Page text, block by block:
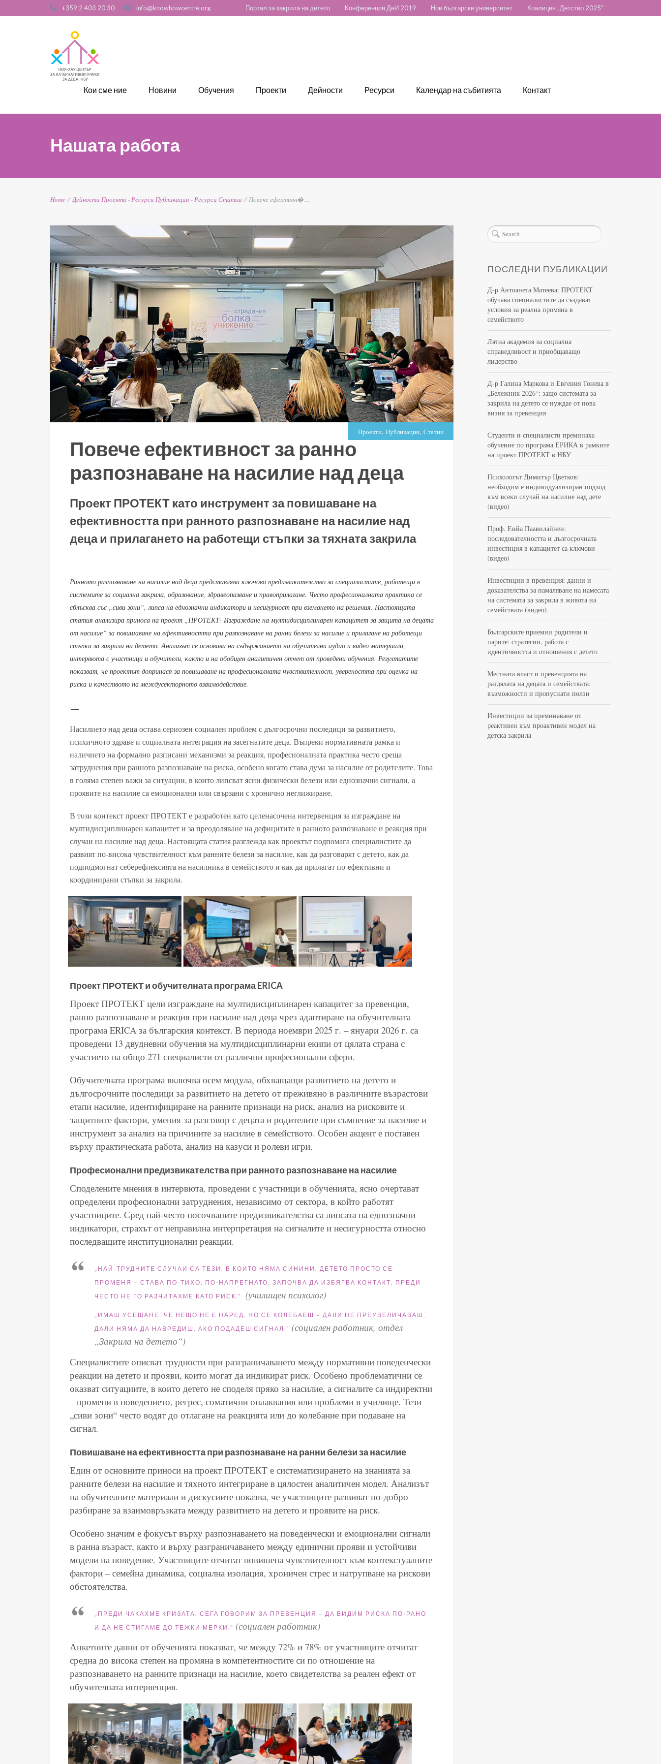
+359 2 403 20 30 info@knowhowcentre.org Портал за закрила на детето Конференция ДеИ 2019 Нов български университет Коалиция „Детство 2025“
Кои сме ние Новини Обучения Проекти Дейности Ресурси Календар на събитията Контакт
Нашата работа
Home / Дейности Проекти -Ресурси Публикации -Ресурси Статии / Повече ефективн� ...
Проекти, Публикации, Статии
Повече ефективност за ранно
разпознаване на насилие над деца
Проект ПРОТЕКТ като инструмент за повишаване на
ефективността при ранното разпознаване на насилие над
деца и прилагането на работещи стъпки за тяхната закрила
Ранното разпознаване на насилие над деца представлява ключово предизвикателство за специалистите, работещи в
системите за социална закрила, образование, здравеопазване и правоприлагане. Често професионалната практика се
сблъсква със „сиви зони“, липса на еднозначни индикатори и несигурност при вземането на решения. Настоящата
статия анализира приноса на проект „ПРОТЕКТ: Изграждане на мултидисциплинарен капацитет за защита на децата
от насилие“ за повишаване на ефективността при разпознаване на ранни белези за насилие и прилагане на работещи
стъпки за закрила на детето. Анализът се основава на съдържанието на обучителни аудио и видео материали,
интервюта с участници и обучители, както и на обобщен аналитичен отчет от проведени обучения. Резултатите
показват, че проектът допринася за повишаване на професионалната чувствителност, увереността при оценка на
риска и качеството на междусекторното взаимодействие.
—
Насилието над деца остава сериозен социален проблем с дългосрочни последици за развитието,
психичното здраве и социалната интеграция на засегнатите деца. Въпреки нормативната рамка и
наличието на формално разписани механизми за реакция, професионалната практика често среща
затруднения при ранното разпознаване на риска, особено когато става дума за насилие от родителите. Това
в голяма степен важи за ситуации, в които липсват ясни физически белези или еднозначни сигнали, а
проявите на насилие са емоционални или свързани с хронично неглижиране.
В този контекст проект ПРОТЕКТ е разработен като целенасочена интервенция за изграждане на
мултидисциплинарен капацитет и за преодоляване на дефицитите в ранното разпознаване и реакция при
случаи на насилие над деца. Настоящата статия разглежда как проектът подпомага специалистите да
развият по-висока чувствителност към ранните белези за насилие, как да разговарят с детето, как да
подподмогнат себерефлексията на насилника в семейството и как да прилагат по-ефективни и
координирани стъпки за закрила.
Проект ПРОТЕКТ и обучителната програма ERICA
Проект ПРОТЕКТ цели изграждане на мултидисциплинарен капацитет за превенция,
ранно разпознаване и реакция при насилие над деца чрез адаптиране на обучителната
програма ERICA за българския контекст. В периода ноември 2025 г. – януари 2026 г. са
проведени 13 двудневни обучения на мултидисциплинарни екипи от цялата страна с
участието на общо 271 специалисти от различни професионални сфери.
Обучителната програма включва осем модула, обхващащи развитието на детето и
дългосрочните последици за развитието на детето от преживяно в различните възрастови
етапи насилие, идентифициране на ранните признаци на риск, анализ на рисковите и
защитните фактори, умения за разговор с децата и родителите при съмнение за насилие и
инструмент за анализ на причините за насилие в семейството. Особен акцент е поставен
върху практическата работа, анализ на казуси и ролеви игри.
Професионални предизвикателства при ранното разпознаване на насилие
Споделените мнения в интервюта, проведени с участници в обученията, ясно очертават
определени професионални затруднения, независимо от сектора, в който работят
участниците. Сред най-често посочваните предизвикателства са липсата на еднозначни
индикатори, страхът от неправилна интерпретация на сигналите и несигурността относно
последващите институционални реакции.
„НАЙ-ТРУДНИТЕ СЛУЧАИ СА ТЕЗИ, В КОИТО НЯМА СИНИНИ. ДЕТЕТО ПРОСТО СЕ
ПРОМЕНЯ – СТАВА ПО-ТИХО, ПО-НАПРЕГНАТО, ЗАПОЧВА ДА ИЗБЯГВА КОНТАКТ. ПРЕДИ
ЧЕСТО НЕ ГО РАЗЧИТАХМЕ КАТО РИСК. “ (училищен психолог)
„ИМАШ УСЕЩАНЕ, ЧЕ НЕЩО НЕ Е НАРЕД, НО СЕ КОЛЕБАЕШ – ДАЛИ НЕ ПРЕУВЕЛИЧАВАШ,
ДАЛИ НЯМА ДА НАВРЕДИШ, АКО ПОДАДЕШ СИГНАЛ. “ (социален работник, отдел
„Закрила на детето“)
Специалистите описват трудности при разграничаването между нормативни поведенчески
реакции на детето и прояви, които могат да индикират риск. Особено проблематични се
оказват ситуациите, в които детето не споделя пряко за насилие, а сигналите са индиректни
– промени в поведението, регрес, соматични оплаквания или проблеми в училище. Тези
„сиви зони“ често водят до отлагане на реакцията или до колебание при подаване на
сигнал.
Повишаване на ефективността при разпознаване на ранни белези за насилие
Един от основните приноси на проект ПРОТЕКТ е систематизирането на знанията за
ранните белези на насилие и тяхното интегриране в цялостен аналитичен модел. Анализът
на обучителните материали и дискусиите показва, че участниците развиват по-добро
разбиране за взаимовръзката между развитието на детето и проявите на риск.
Особено значим е фокусът върху разпознаването на поведенчески и емоционални сигнали
в ранна възраст, както и върху разграничаването между единични прояви и устойчиви
модели на поведение. Участниците отчитат повишена чувствителност към контекстуалните
фактори – семейна динамика, социална изолация, хроничен стрес и натрупване на рискови
обстоятелства.
„ПРЕДИ ЧАКАХМЕ КРИЗАТА. СЕГА ГОВОРИМ ЗА ПРЕВЕНЦИЯ – ДА ВИДИМ РИСКА ПО-РАНО
И ДА НЕ СТИГАМЕ ДО ТЕЖКИ МЕРКИ. “ (социален работник)
Анкетните данни от обученията показват, че между 72% и 78% от участниците отчитат
средна до висока степен на промяна в компетентностите си по отношение на
разпознаването на ранните признаци на насилие, което свидетелства за реален ефект от
обучителната интервенция.
ПОСЛЕДНИ ПУБЛИКАЦИИ
Д-р Антоанета Матеева: ПРОТЕКТ
обучава специалистите да създават
условия за реална промяна в
семейството
Лятна академия за социална
справедливост и приобщаващо
лидерство
Д-р Галина Маркова и Евгения Тонева в
„Бележник 2026“: защо системата за
закрила на детето се нуждае от нова
визия за превенция
Студенти и специалисти преминаха
обучение по програма ЕРИКА в рамките
на проект ПРОТЕКТ в НБУ
Психологът Димитър Цветков:
необходим е индивидуализиран подход
към всеки случай на насилие над дете
(видео)
Проф. Еийа Паавилайнен:
последователността и дългосрочната
инвестиция в капацитет са ключови
(видео)
Инвестиции в превенция: данни и
доказателства за намаляване на намесата
на системата за закрила в живота на
семействата (видео)
Българските приемни родители и
парите: стратегии, работа с
идентичността и отношения с детето
Местната власт и превенцията на
раздялата на децата и семействата:
възможности и пропуснати ползи
Инвестиции за преминаване от
реактивен към проактивен модел на
детска закрила